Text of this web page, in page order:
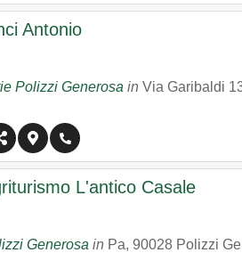
Antonio
Polizzi Generosa in Via Garibaldi
L'antico Casale
Generosa in Pa, 90028 Polizzi